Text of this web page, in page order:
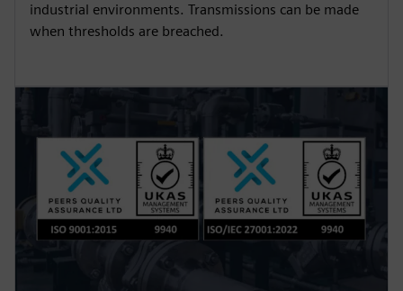
industrial environments. Transmissions can be made
when thresholds are breached.